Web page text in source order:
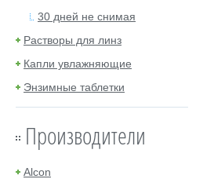
30 дней не снимая
Растворы для линз
Капли увлажняющие
Энзимные таблетки
Производители
Alcon